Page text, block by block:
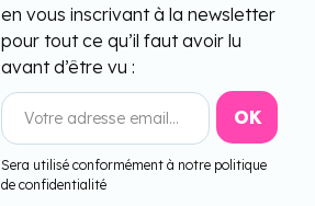
en vous inscrivant à la newsletter
pour tout ce qu’il faut avoir lu
avant d’être vu :
Sera utilisé conformément à notre politique
de confidentialité